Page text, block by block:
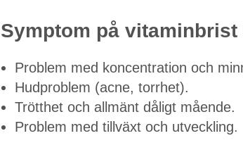
Symptom på
Problem med koncentration och
Hudproblem (acne, torrhet).
Trötthet och allmänt dåligt mående.
Problem med tillväxt och utveckling.